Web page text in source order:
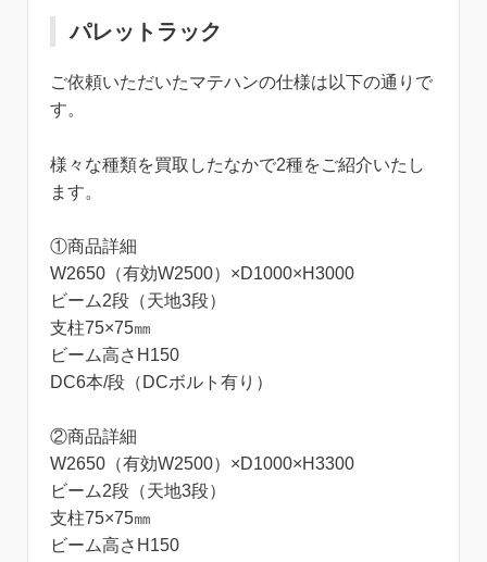
パレットラック
ご依頼いただいたマテハンの仕様は以下の通りで
す。
様々な種類を買取したなかで2種をご紹介いたし
ます。
①商品詳細
W2650（有効W2500）×D1000×H3000
ビーム2段（天地3段）
支柱75×75㎜
ビーム高さH150
DC6本/段（DCボルト有り）
②商品詳細
W2650（有効W2500）×D1000×H3300
ビーム2段（天地3段）
支柱75×75㎜
ビーム高さH150